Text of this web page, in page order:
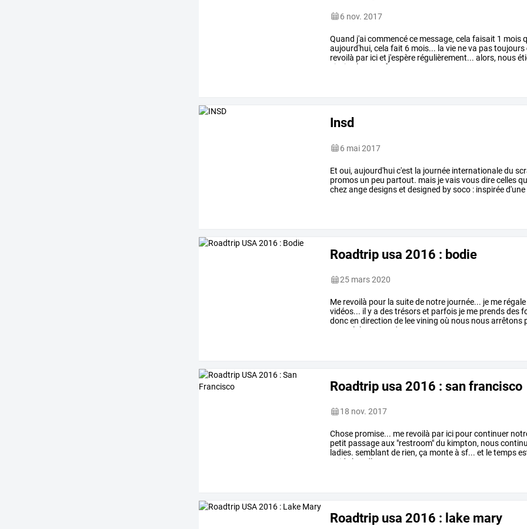
6 nov. 2017
Quand j'aicommencéce message, cela faisait 1 mois
aujourd'hui, cela fait 6 mois... la vie neva pastoujours
revoilà par iciet j'espère régulièrement... alors, nous
sissi
leurs enfants
Insd
6 mai 2017
Et oui, aujourd'huic'est la journée internationaledu
promos un peu partout. mais jevaisvousdirecelles
chezangedesignset designed bysoco : inspiréed'une
Roadtrip usa 2016 : bodie
25 mars 2020
Me revoilà pour la suitede notre journée... je me régale
vidéos... il ya destrésorset parfois je me prendsdes
doncen direction de leevining où nous nousarrêtons
lake. n'avons
Roadtrip usa 2016 : san francisco
18 nov. 2017
Chose promise... me revoilà par ici pourcontinuer
petit passageaux "restroom"du kimpton, nous
ladies. semblant de rien,ça monteà sf... et letemps
guide
bundle
Roadtrip usa 2016 : lake mary